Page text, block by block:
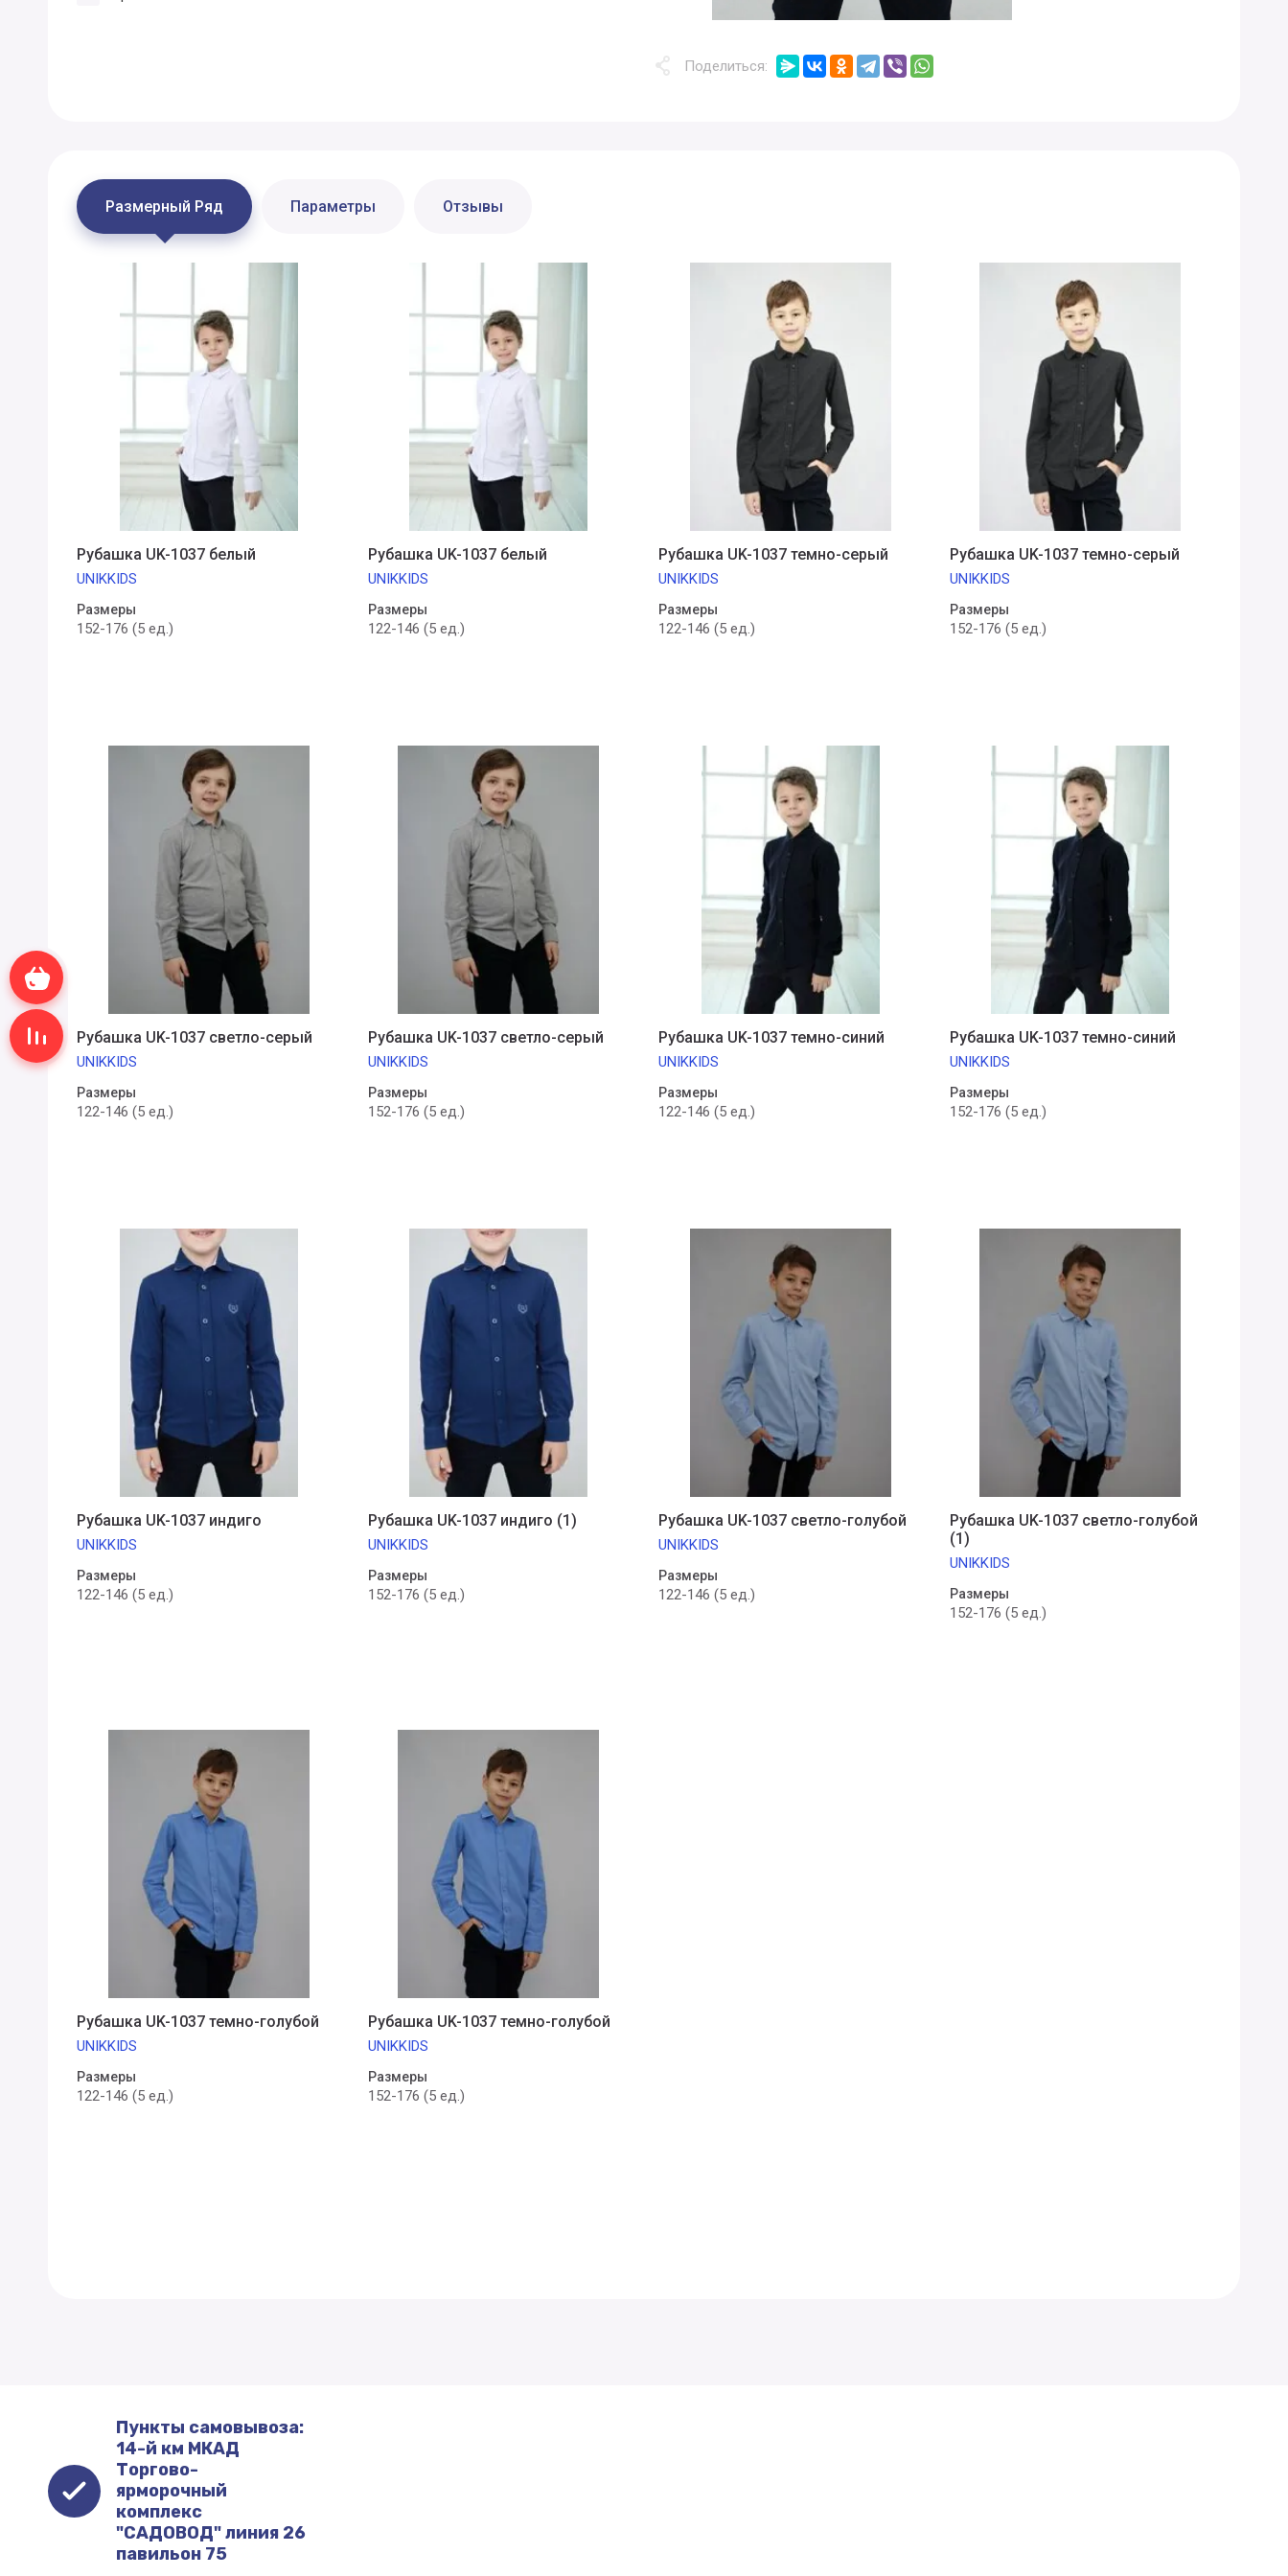
Сравнение пусто
Поделиться:
Размерный Ряд Параметры Отзывы
Рубашка UK-1037 белый
UNIKKIDS
Размеры
152-176 (5 ед.)
Рубашка UK-1037 белый
UNIKKIDS
Размеры
122-146 (5 ед.)
Рубашка UK-1037 темно-серый
UNIKKIDS
Размеры
122-146 (5 ед.)
Рубашка UK-1037 темно-серый
UNIKKIDS
Размеры
152-176 (5 ед.)
Рубашка UK-1037 светло-серый
UNIKKIDS
Размеры
122-146 (5 ед.)
Рубашка UK-1037 светло-серый
UNIKKIDS
Размеры
152-176 (5 ед.)
Рубашка UK-1037 темно-синий
UNIKKIDS
Размеры
122-146 (5 ед.)
Рубашка UK-1037 темно-синий
UNIKKIDS
Размеры
152-176 (5 ед.)
Рубашка UK-1037 индиго
UNIKKIDS
Размеры
122-146 (5 ед.)
Рубашка UK-1037 индиго (1)
UNIKKIDS
Размеры
152-176 (5 ед.)
Рубашка UK-1037 светло-голубой
UNIKKIDS
Размеры
122-146 (5 ед.)
Рубашка UK-1037 светло-голубой
(1)
UNIKKIDS
Размеры
152-176 (5 ед.)
Рубашка UK-1037 темно-голубой
UNIKKIDS
Размеры
122-146 (5 ед.)
Рубашка UK-1037 темно-голубой
UNIKKIDS
Размеры
152-176 (5 ед.)
Пункты самовывоза:
14-й км МКАД
Торгово-
ярморочный
комплекс
"САДОВОД" линия 26
павильон 75